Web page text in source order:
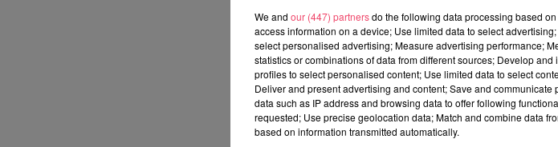
We and our (447) partnersdo the following data processing based
access information on a device; Use limited data to select
select personalised advertising; Measure advertising performance;
statistics or combinations of data from different sources; Develop
profiles to select personalised content; Use limited data to select
Deliver and present advertising and content; Save and
data such as IP address and browsing data to offer following
requested; Use precise geolocation data; Match and combine data
based on information transmitted automatically.